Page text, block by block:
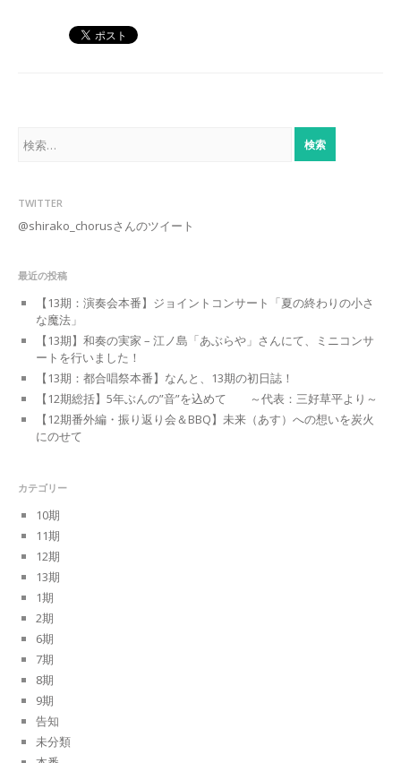
索:
TWITTER
@shirako_chorusさんのツイート
最近の投稿
【13期：演奏会本番】ジョイントコンサート「夏の終わりの小さ
な魔法」
【13期】和奏の実家 – 江ノ島「あぶらや」さんにて、ミニコンサ
ートを行いました！
【13期：都合唱祭本番】なんと、13期の初日誌！
【12期総括】5年ぶんの”音”を込めて ～代表：三好草平より～
【12期番外編・振り返り会＆BBQ】未来（あす）への想いを炭火
にのせて
カテゴリー
10期
11期
12期
13期
1期
2期
6期
7期
8期
9期
告知
未分類